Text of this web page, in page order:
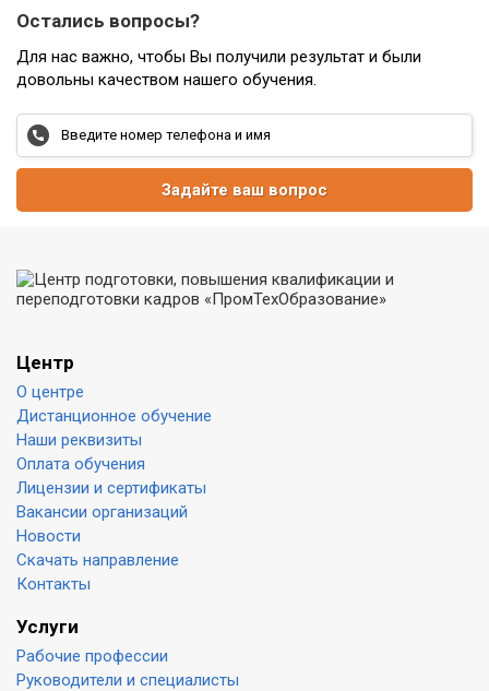
Остались вопросы?
Для нас важно, чтобы Вы получили результат и были
довольны качеством нашего обучения.
Задайте ваш вопрос
Центр
О центре
Дистанционное обучение
Наши реквизиты
Оплата обучения
Лицензии и сертификаты
Вакансии организаций
Новости
Скачать направление
Контакты
Услуги
Рабочие профессии
Руководители и специалисты